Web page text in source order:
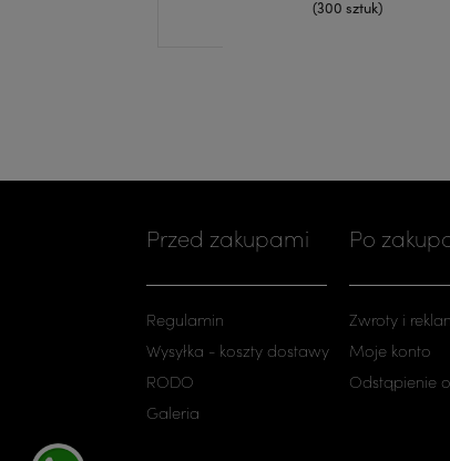
(300 sztuk)
Przed zakupami
Regulamin
Wysyłka - koszty dostawy
RODO
Galeria
Po
Zwroty i
Moje konto
Odstąpienie